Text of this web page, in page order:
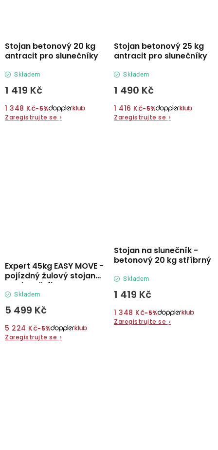
Stojan betonový 20 kg
antracit pro slunečníky
Skladem
1 419 Kč
1 348 Kč−5%
Zaregistrujte se ›
Stojan betonový 25 kg
antracit pro slunečníky
Skladem
1 490 Kč
1 416 Kč−5%
Zaregistrujte se ›
Expert 45kg EASY MOVE -
pojízdný žulový stojan
na slunečník
Skladem
5 499 Kč
5 224 Kč−5%
Zaregistrujte se ›
Stojan na slunečník -
betonový 20 kg stříbrný
Skladem
1 419 Kč
1 348 Kč−5%
Zaregistrujte se ›